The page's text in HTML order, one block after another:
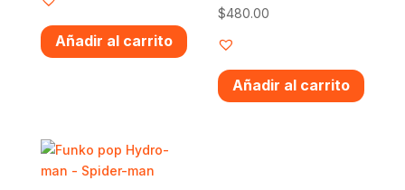
Añadir al carrito
$480.00
Añadir al carrito